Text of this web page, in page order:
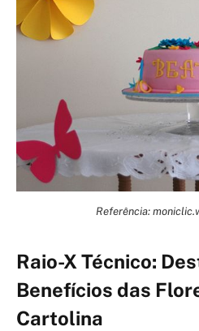
Referência:
Raio-X Técnico:
Benefícios das
Cartolina